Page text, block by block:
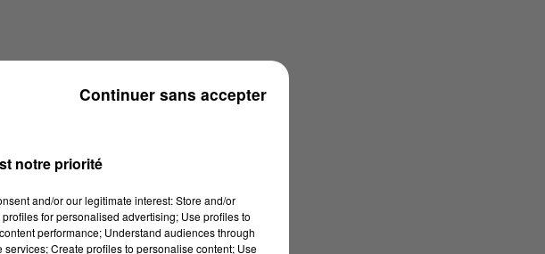
notre priorité
and/or our legitimate interest: Store and/or
for personalised advertising; Use profiles to
performance; Understand audiences through
Create profiles to personalise content; Use
Continuer sans accepter